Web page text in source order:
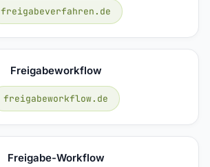
freigabeverfahren.de
Freigabeworkflow
freigabeworkflow.de
Freigabe-Workflow